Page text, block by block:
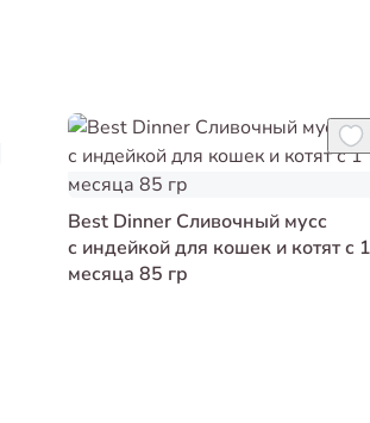
Best Dinner Сливочный мусс
с индейкой для кошек и котят с 1
месяца 85 гр